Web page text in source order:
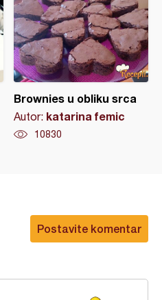
Brownies u obliku srca
Autor: katarina femic
10830
Postavite komentar